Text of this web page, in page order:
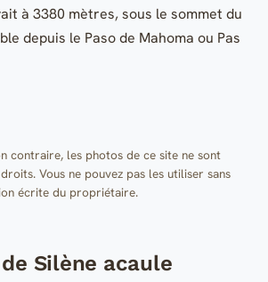
à 3380 mètres, sous le sommet du
depuis le Paso de Mahoma ou Pas
contraire, les photos de ce site ne sont
Vous ne pouvez pas les utiliser sans
écrite du propriétaire.
Silène acaule